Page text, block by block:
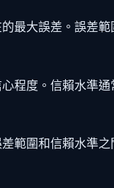
最大誤差。誤差
程度。信賴水準
範圍和信賴水準